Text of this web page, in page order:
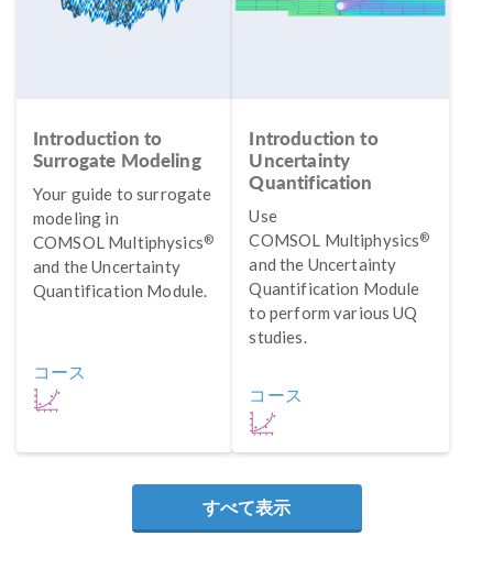
Introduction to
Surrogate Modeling
Your guide to surrogate
modeling in
COMSOL Multiphysics®
and the Uncertainty
Quantification Module.
コース
Introduction to
Uncertainty
Quantification
Use
COMSOL Multiphysics®
and the Uncertainty
Quantification Module
to perform various UQ
studies.
コース
すべて表示